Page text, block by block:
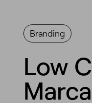
Branding
Low
Marca